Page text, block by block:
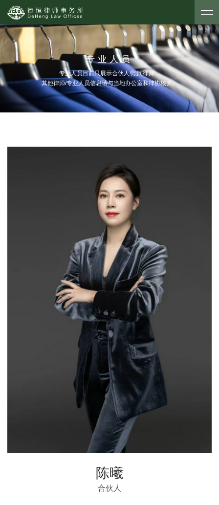
专业人员
专业人员目前只展示合伙人/顾问律师，
其他律师/专业人员信息请与当地办公室和律协核实。
陈曦
合伙人